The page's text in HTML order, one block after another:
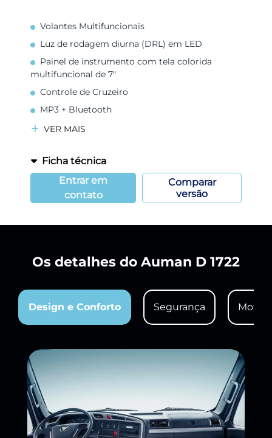
Volantes Multifuncionais
Luz de rodagem diurna (DRL) em LED
Painel de instrumento com tela colorida
multifuncional de 7"
Controle de Cruzeiro
MP3 + Bluetooth
VER MAIS
Ficha técnica
Entrar em
contato
Comparar
versão
Os detalhes do Auman D 1722
Design e Conforto Segurança Motor